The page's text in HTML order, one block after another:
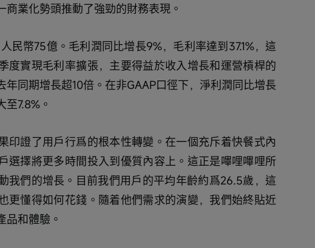
商業化勢頭推動了強勁的財務表現。
民幣75億。毛利潤同比增長9%，毛利率達到37.1%，這
度實現毛利率擴張，主要得益於收入增長和運營槓桿的
年同期增長超10倍。在非GAAP口徑下，淨利潤同比增長
7.8%。
印證了用戶行爲的根本性轉變。在一個充斥着快餐式內
選擇將更多時間投入到優質內容上。這正是嗶哩嗶哩所
我們的增長。目前我們用戶的平均年齡約爲26.5歲，這
更懂得如何花錢。隨着他們需求的演變，我們始終貼近
品和體驗。